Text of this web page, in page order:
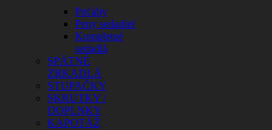
Poťahy
Peny sedadiel
Kompletné
sedadlá
SPÄTNÉ
ZRKADLÁ
STUPAČKY
SKRUTKY /
DOPLNKY
KAPOTÁŽ